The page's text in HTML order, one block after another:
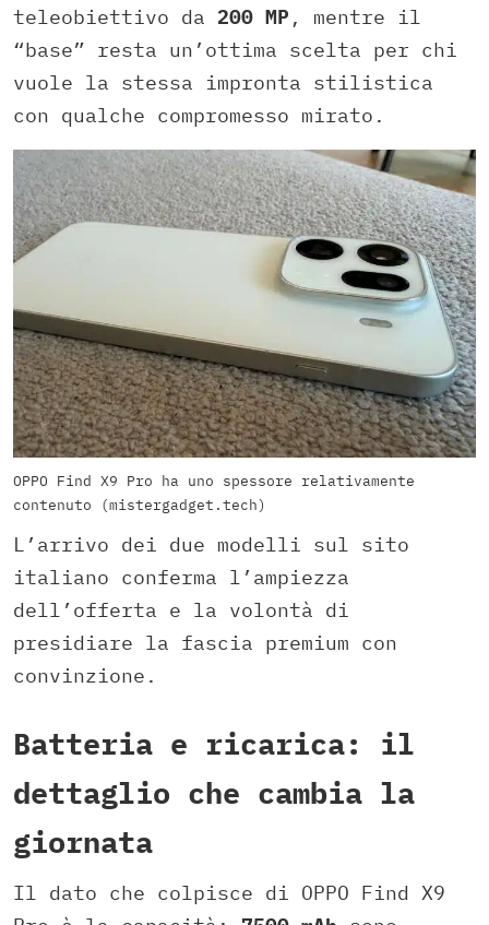
teleobiettivo da 200 MP , mentre il
“base” resta un’ottima scelta per chi
vuole la stessa impronta stilistica
con qualche compromesso mirato.
OPPO Find X9 Pro ha uno spessore relativamente
contenuto (mistergadget.tech)
L’arrivo dei due modelli sul sito
italiano conferma l’ampiezza
dell’offerta e la volontà di
presidiare la fascia premium con
convinzione.
Batteria e ricarica: il
dettaglio che cambia la
giornata
Il dato che colpisce di OPPO Find X9